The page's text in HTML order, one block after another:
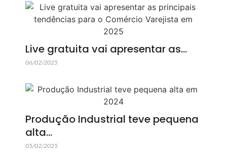
Live gratuita vai apresentar as…
06/02/2025
Produção Industrial teve pequena
alta…
05/02/2025